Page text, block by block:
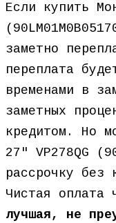
Если купить
заметно
переплата
временами в
заметных
кредитом. Но
27″ VP278QG
рассрочку без
Чистая оплата
лучшая, не